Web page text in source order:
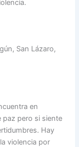
San Lázaro,
en
paz pero si siente
Hay
violencia por